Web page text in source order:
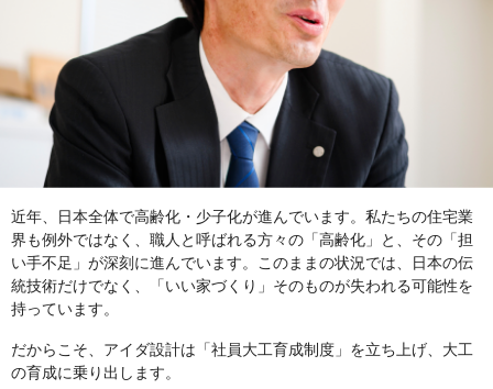
近年、日本全体で高齢化・少子化が進んでいます。私たちの住宅業
界も例外ではなく、職人と呼ばれる方々の「高齢化」と、その「担
い手不足」が深刻に進んでいます。このままの状況では、日本の伝
統技術だけでなく、「いい家づくり」そのものが失われる可能性を
持っています。
だからこそ、アイダ設計は「社員大工育成制度」を立ち上げ、大工
の育成に乗り出します。